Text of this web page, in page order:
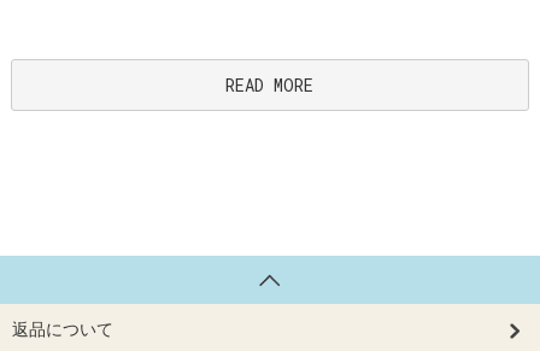
READ MORE
返品について